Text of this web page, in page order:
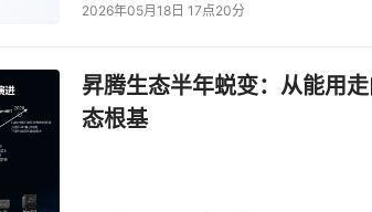
2026年05月18日 17点20分
昇腾生态半年蜕变：从能用
态根基